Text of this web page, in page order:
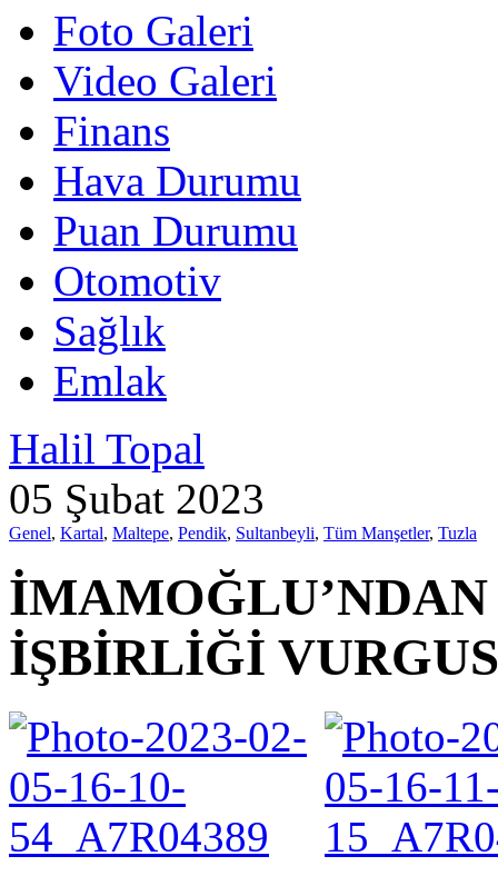
Foto Galeri
Video Galeri
Finans
Hava Durumu
Puan Durumu
Otomotiv
Sağlık
Emlak
Halil Topal
05 Şubat 2023
Genel, Kartal, Maltepe, Pendik, Sultanbeyli, Tüm Manşetler, Tuzla
İŞBİRLİĞİ